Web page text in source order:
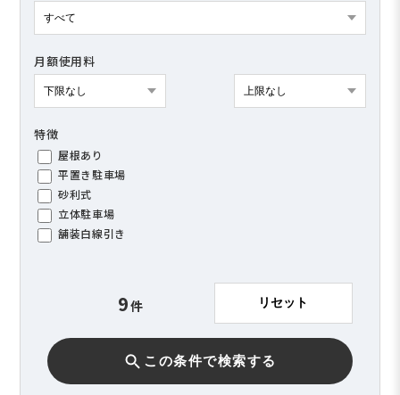
駅徒歩
面積
8
賃料
エリア（市区町村）
駅徒歩
面積
1DK
月額使用料
特徴
屋根あり
平置き駐車場
砂利式
立体駐車場
舗装白線引き
9件 リセット
この条件で検索する